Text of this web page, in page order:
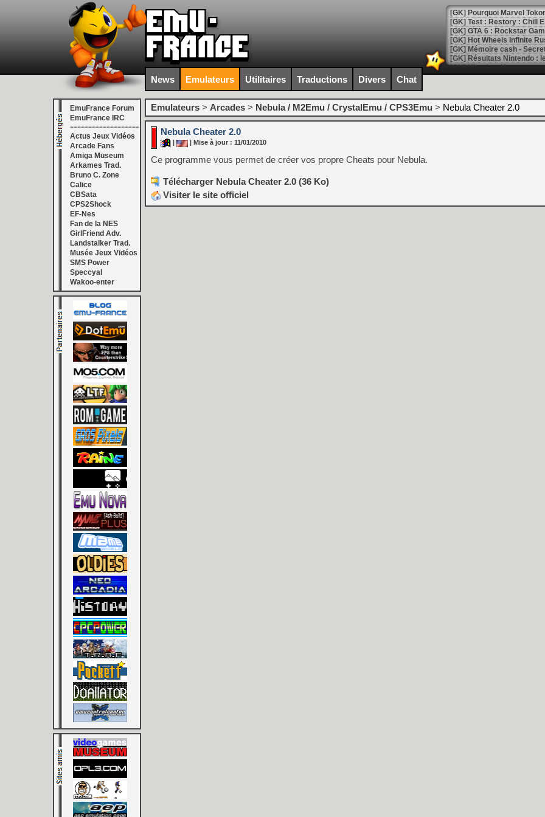
[GK] Pourquoi Marvel
[GK] Test : Restory : Chill
[GK] GTA 6 : Rockstar
[GK] Hot Wheels Infinite
[GK] Mémoire cash -
[GK] Résultats Nintendo :
[GK] Déjà des
[Mo5] Brickboy cherche à
[GK] Minecraft et ses «
[GK] Beast of
[GK] Ubisoft : fin de partie
[GK] Mémoire cash -
[GK] Dan Houser (GTA)
[GK] Comment EA Sports
[GK] Crimson Moon : un
[GK] Isle of Reveries : le
[GK] Moonlighter 2 : The
[GK] Capcom relance
[Mo5] Deux inédits du
[GK] Le beat'em up The
[GK] Endless Legend 2 :
[LS] [PS5] Le WebKit
[GK] Oubliez Crazy Taxi,
[LS] [Switch] NSZ 5.0.0
[GK] No More Room in
[GK] Un chatbot Atelier
[GK] Mémoire cash -
[GK] Nvidia : le prix des
[GK] Suikoden Star Leap
[Mo5] La mini borne
News Emulateurs Utilitaires Traductions Divers Chat
EmuFrance Forum
EmuFrance IRC
===================
Actus Jeux Vidéos
Arcade Fans
Amiga Museum
Arkames Trad.
Bruno C. Zone
Calice
CBSata
CPS2Shock
EF-Nes
Fan de la NES
GirlFriend Adv.
Landstalker Trad.
Musée Jeux Vidéos
SMS Power
Speccyal
Wakoo-enter
Emulateurs > Arcades > Nebula / M2Emu / CrystalEmu / CPS3Emu > Nebula Cheater 2.0
Nebula Cheater 2.0
| Mise à jour : 11/01/2010
Ce programme vous permet de créer vos propre Cheats pour Nebula.
Télécharger Nebula Cheater 2.0 (36 Ko)
Visiter le site officiel